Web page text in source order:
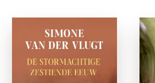
De
Stormachtige
16e eeuw